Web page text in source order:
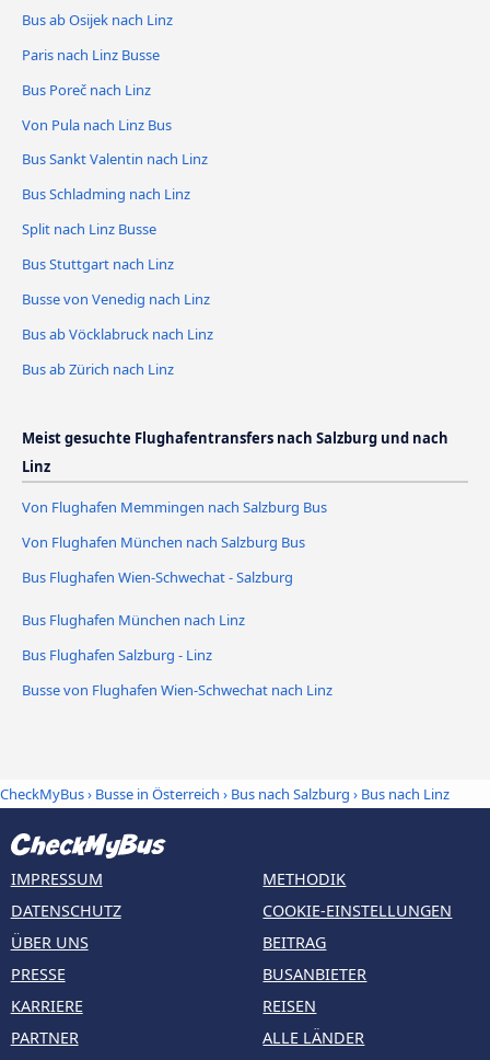
Bus ab Osijek nach Linz
Paris nach Linz Busse
Bus Poreč nach Linz
Von Pula nach Linz Bus
Bus Sankt Valentin nach Linz
Bus Schladming nach Linz
Split nach Linz Busse
Bus Stuttgart nach Linz
Busse von Venedig nach Linz
Bus ab Vöcklabruck nach Linz
Bus ab Zürich nach Linz
Meist gesuchte Flughafentransfers nach Salzburg und nach
Linz
Von Flughafen Memmingen nach Salzburg Bus
Von Flughafen München nach Salzburg Bus
Bus Flughafen Wien-Schwechat - Salzburg
Bus Flughafen München nach Linz
Bus Flughafen Salzburg - Linz
Busse von Flughafen Wien-Schwechat nach Linz
CheckMyBus› Busse in Österreich › Bus nach Salzburg › Bus nach Linz
IMPRESSUM
DATENSCHUTZ
ÜBER UNS
PRESSE
KARRIERE
PARTNER
METHODIK
COOKIE-EINSTELLUNGEN
BEITRAG
BUSANBIETER
REISEN
ALLE LÄNDER